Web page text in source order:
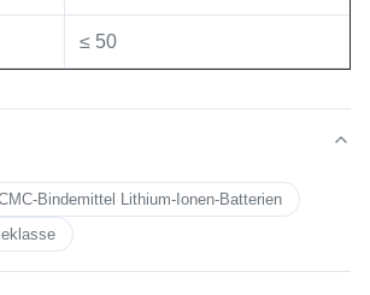
≤ 50
Bindemittel Lithium-Ionen-Batterien